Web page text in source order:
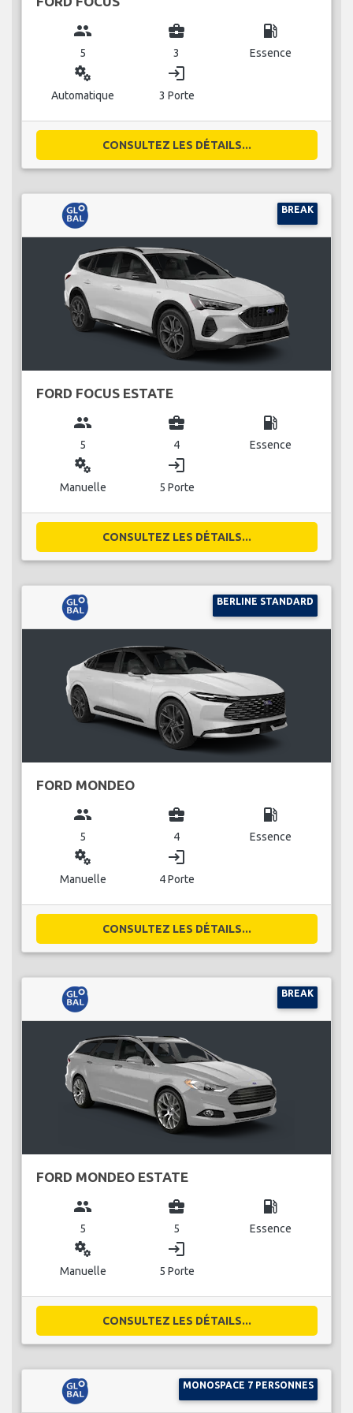
group
5
business_center
3
local_gas_station
Essence
miscellaneous_services
Automatique
login
3 Porte
CONSULTEZ LES DÉTAILS...
BREAK
FORD FOCUS ESTATE
group
5
business_center
4
local_gas_station
Essence
miscellaneous_services
Manuelle
login
5 Porte
CONSULTEZ LES DÉTAILS...
BERLINE STANDARD
FORD MONDEO
group
5
business_center
4
local_gas_station
Essence
miscellaneous_services
Manuelle
login
4 Porte
CONSULTEZ LES DÉTAILS...
BREAK
FORD MONDEO ESTATE
group
5
business_center
5
local_gas_station
Essence
miscellaneous_services
Manuelle
login
5 Porte
CONSULTEZ LES DÉTAILS...
MONOSPACE 7 PERSONNES